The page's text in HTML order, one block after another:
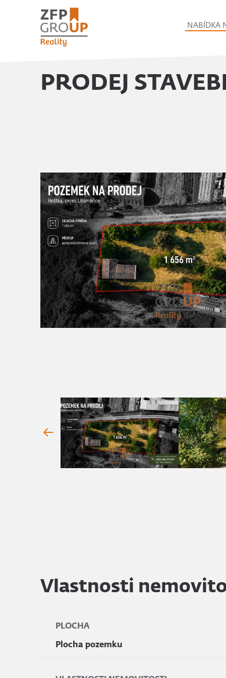
NABÍDKA
PRODEJ
Vlastnosti
PLOCHA
Plocha pozemku